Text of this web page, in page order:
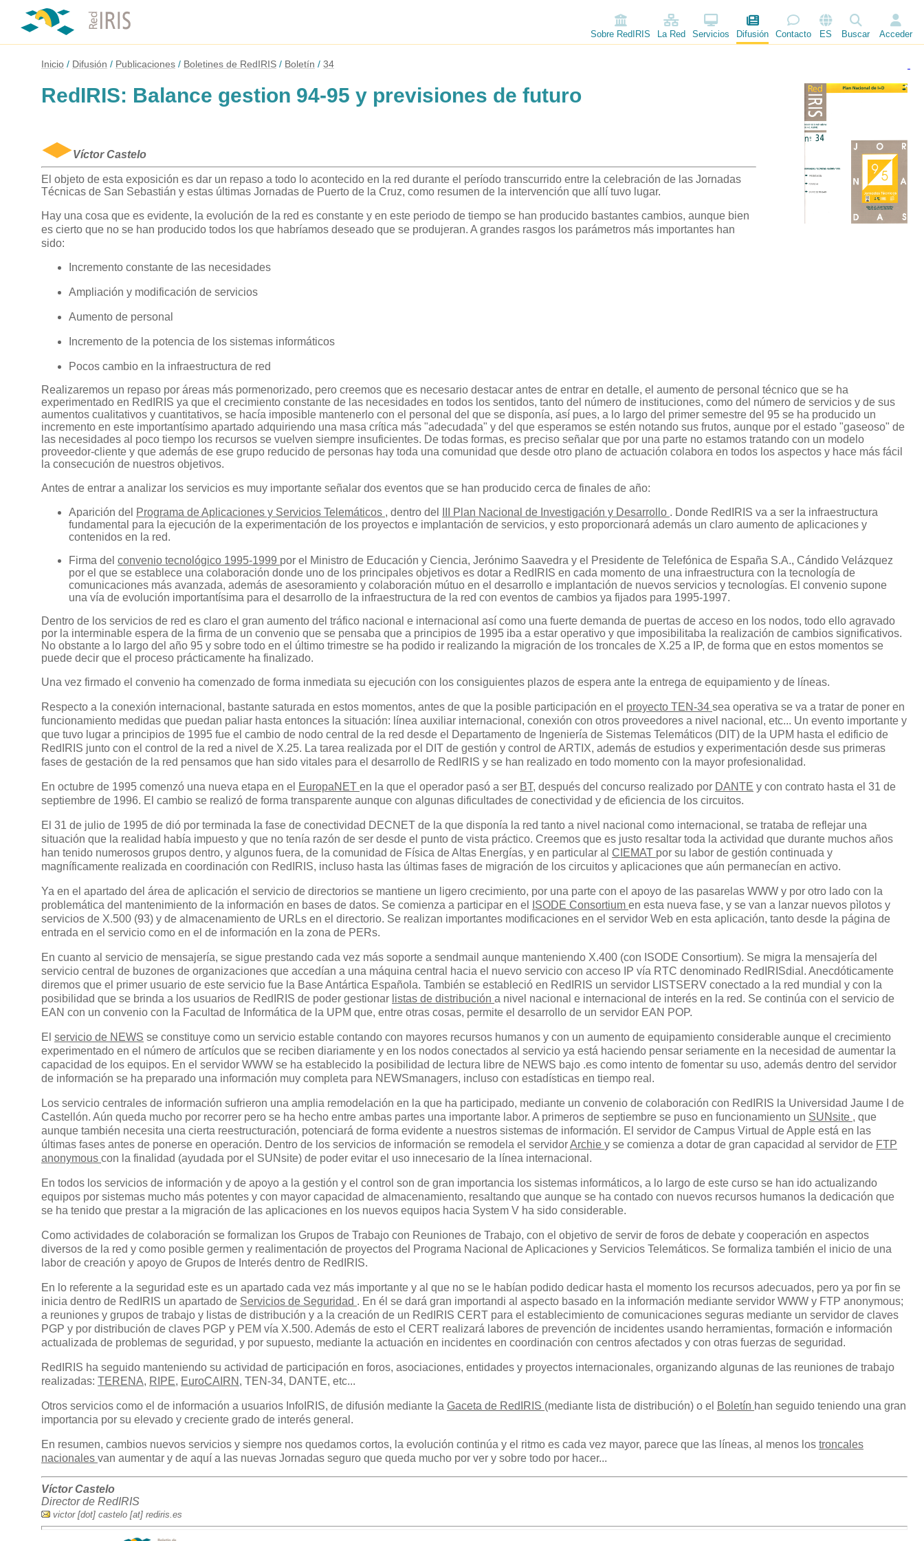
Sobre RedIRIS La Red Servicios Difusión Contacto ES Buscar Acceder
Inicio Difusión Publicaciones Boletines de RedIRIS Boletín 34
RedIRIS: Balance gestion 94-95 y previsiones de futuro
Víctor Castelo
El objeto de esta exposición es dar un repaso a todo lo acontecido en la red durante el período transcurrido entre la celebración de las Jornadas
Técnicas de San Sebastián y estas últimas Jornadas de Puerto de la Cruz, como resumen de la intervención que allí tuvo lugar.
Hay una cosa que es evidente, la evolución de la red es constante y en este periodo de tiempo se han producido bastantes cambios, aunque bien
es cierto que no se han producido todos los que habríamos deseado que se produjeran. A grandes rasgos los parámetros más importantes han
sido:
Incremento constante de las necesidades
Ampliación y modificación de servicios
Aumento de personal
Incremento de la potencia de los sistemas informáticos
Pocos cambio en la infraestructura de red
Realizaremos un repaso por áreas más pormenorizado, pero creemos que es necesario destacar antes de entrar en detalle, el aumento de personal técnico que se ha
experimentado en RedIRIS ya que el crecimiento constante de las necesidades en todos los sentidos, tanto del número de instituciones, como del número de servicios y de sus
aumentos cualitativos y cuantitativos, se hacía imposible mantenerlo con el personal del que se disponía, así pues, a lo largo del primer semestre del 95 se ha producido un
incremento en este importantísimo apartado adquiriendo una masa crítica más "adecudada" y del que esperamos se estén notando sus frutos, aunque por el estado "gaseoso" de
las necesidades al poco tiempo los recursos se vuelven siempre insuficientes. De todas formas, es preciso señalar que por una parte no estamos tratando con un modelo
proveedor-cliente y que además de ese grupo reducido de personas hay toda una comunidad que desde otro plano de actuación colabora en todos los aspectos y hace más fácil
la consecución de nuestros objetivos.
Antes de entrar a analizar los servicios es muy importante señalar dos eventos que se han producido cerca de finales de año:
Aparición del Programa de Aplicaciones y Servicios Telemáticos , dentro del III Plan Nacional de Investigación y Desarrollo . Donde RedIRIS va a ser la infraestructura
fundamental para la ejecución de la experimentación de los proyectos e implantación de servicios, y esto proporcionará además un claro aumento de aplicaciones y
contenidos en la red.
Firma del convenio tecnológico 1995-1999 por el Ministro de Educación y Ciencia, Jerónimo Saavedra y el Presidente de Telefónica de España S.A., Cándido Velázquez
por el que se establece una colaboración donde uno de los principales objetivos es dotar a RedIRIS en cada momento de una infraestructura con la tecnología de
comunicaciones más avanzada, además de asesoramiento y colaboración mútuo en el desarrollo e implantación de nuevos servicios y tecnologías. El convenio supone
una vía de evolución importantísima para el desarrollo de la infraestructura de la red con eventos de cambios ya fijados para 1995-1997.
Dentro de los servicios de red es claro el gran aumento del tráfico nacional e internacional así como una fuerte demanda de puertas de acceso en los nodos, todo ello agravado
por la interminable espera de la firma de un convenio que se pensaba que a principios de 1995 iba a estar operativo y que imposibilitaba la realización de cambios significativos.
No obstante a lo largo del año 95 y sobre todo en el último trimestre se ha podido ir realizando la migración de los troncales de X.25 a IP, de forma que en estos momentos se
puede decir que el proceso prácticamente ha finalizado.
Una vez firmado el convenio ha comenzado de forma inmediata su ejecución con los consiguientes plazos de espera ante la entrega de equipamiento y de líneas.
Respecto a la conexión internacional, bastante saturada en estos momentos, antes de que la posible participación en el proyecto TEN-34 sea operativa se va a tratar de poner en
funcionamiento medidas que puedan paliar hasta entonces la situación: línea auxiliar internacional, conexión con otros proveedores a nivel nacional, etc... Un evento importante y
que tuvo lugar a principios de 1995 fue el cambio de nodo central de la red desde el Departamento de Ingeniería de Sistemas Telemáticos (DIT) de la UPM hasta el edificio de
RedIRIS junto con el control de la red a nivel de X.25. La tarea realizada por el DIT de gestión y control de ARTIX, además de estudios y experimentación desde sus primeras
fases de gestación de la red pensamos que han sido vitales para el desarrollo de RedIRIS y se han realizado en todo momento con la mayor profesionalidad.
En octubre de 1995 comenzó una nueva etapa en el EuropaNET en la que el operador pasó a ser BT, después del concurso realizado por DANTE y con contrato hasta el 31 de
septiembre de 1996. El cambio se realizó de forma transparente aunque con algunas dificultades de conectividad y de eficiencia de los circuitos.
El 31 de julio de 1995 de dió por terminada la fase de conectividad DECNET de la que disponía la red tanto a nivel nacional como internacional, se trataba de reflejar una
situación que la realidad había impuesto y que no tenía razón de ser desde el punto de vista práctico. Creemos que es justo resaltar toda la actividad que durante muchos años
han tenido numerosos grupos dentro, y algunos fuera, de la comunidad de Física de Altas Energías, y en particular al CIEMAT por su labor de gestión continuada y
magníficamente realizada en coordinación con RedIRIS, incluso hasta las últimas fases de migración de los circuitos y aplicaciones que aún permanecían en activo.
Ya en el apartado del área de aplicación el servicio de directorios se mantiene un ligero crecimiento, por una parte con el apoyo de las pasarelas WWW y por otro lado con la
problemática del mantenimiento de la información en bases de datos. Se comienza a participar en el
ISODE Consortium en esta nueva fase, y se van a lanzar nuevos pìlotos y
servicios de X.500 (93) y de almacenamiento de URLs en el directorio. Se realizan importantes modificaciones en el servidor Web en esta aplicación, tanto desde la página de
entrada en el servicio como en el de información en la zona de PERs.
En cuanto al servicio de mensajería, se sigue prestando cada vez más soporte a sendmail aunque manteniendo X.400 (con ISODE Consortium). Se migra la mensajería del
servicio central de buzones de organizaciones que accedían a una máquina central hacia el nuevo servicio con acceso IP vía RTC denominado RedIRISdial. Anecdóticamente
diremos que el primer usuario de este servicio fue la Base Antártica Española. También se estableció en RedIRIS un servidor LISTSERV conectado a la red mundial y con la
posibilidad que se brinda a los usuarios de RedIRIS de poder gestionar listas de distribución a nivel nacional e internacional de interés en la red. Se continúa con el servicio de
EAN con un convenio con la Facultad de Informática de la UPM que, entre otras cosas, permite el desarrollo de un servidor EAN POP.
El servicio de NEWS se constituye como un servicio estable contando con mayores recursos humanos y con un aumento de equipamiento considerable aunque el crecimiento
experimentado en el número de artículos que se reciben diariamente y en los nodos conectados al servicio ya está haciendo pensar seriamente en la necesidad de aumentar la
capacidad de los equipos. En el servidor WWW se ha establecido la posibilidad de lectura libre de NEWS bajo .es como intento de fomentar su uso, además dentro del servidor
de información se ha preparado una información muy completa para NEWSmanagers, incluso con estadísticas en tiempo real.
Los servicio centrales de información sufrieron una amplia remodelación en la que ha participado, mediante un convenio de colaboración con RedIRIS la Universidad Jaume I de
Castellón. Aún queda mucho por recorrer pero se ha hecho entre ambas partes una importante labor. A primeros de septiembre se puso en funcionamiento un SUNsite , que
aunque también necesita una cierta reestructuración, potenciará de forma evidente a nuestros sistemas de información. El servidor de Campus Virtual de Apple está en las
últimas fases antes de ponerse en operación. Dentro de los servicios de información se remodela el servidorArchie y se comienza a dotar de gran capacidad al servidor de FTP
anonymous con la finalidad (ayudada por el SUNsite) de poder evitar el uso innecesario de la línea internacional.
En todos los servicios de información y de apoyo a la gestión y el control son de gran importancia los sistemas informáticos, a lo largo de este curso se han ido actualizando
equipos por sistemas mucho más potentes y con mayor capacidad de almacenamiento, resaltando que aunque se ha contado con nuevos recursos humanos la dedicación que
se ha tenido que prestar a la migración de las aplicaciones en los nuevos equipos hacia System V ha sido considerable.
Como actividades de colaboración se formalizan los Grupos de Trabajo con Reuniones de Trabajo, con el objetivo de servir de foros de debate y cooperación en aspectos
diversos de la red y como posible germen y realimentación de proyectos del Programa Nacional de Aplicaciones y Servicios Telemáticos. Se formaliza también el inicio de una
labor de creación y apoyo de Grupos de Interés dentro de RedIRIS.
En lo referente a la seguridad este es un apartado cada vez más importante y al que no se le habían podido dedicar hasta el momento los recursos adecuados, pero ya por fin se
inicia dentro de RedIRIS un apartado de Servicios de Seguridad . En él se dará gran importandi al aspecto basado en la información mediante servidor WWW y FTP anonymous;
a reuniones y grupos de trabajo y listas de distribución y a la creación de un RedIRIS CERT para el establecimiento de comunicaciones seguras mediante un servidor de claves
PGP y por distribución de claves PGP y PEM vía X.500. Además de esto el CERT realizará labores de prevención de incidentes usando herramientas, formación e información
actualizada de problemas de seguridad, y por supuesto, mediante la actuación en incidentes en coordinación con centros afectados y con otras fuerzas de seguridad.
RedIRIS ha seguido manteniendo su actividad de participación en foros, asociaciones, entidades y proyectos internacionales, organizando algunas de las reuniones de trabajo
realizadas: TERENA, RIPE, EuroCAIRN , TEN-34, DANTE, etc...
Otros servicios como el de información a usuarios InfoIRIS, de difusión mediante la Gaceta de RedIRIS (mediante lista de distribución) o el Boletín han seguido teniendo una gran
importancia por su elevado y creciente grado de interés general.
En resumen, cambios nuevos servicios y siempre nos quedamos cortos, la evolución continúa y el ritmo es cada vez mayor, parece que las líneas, al menos los troncales
nacionales van aumentar y de aquí a las nuevas Jornadas seguro que queda mucho por ver y sobre todo por hacer...
Víctor Castelo
Director de RedIRIS
victor [dot] castelo [at] rediris.es